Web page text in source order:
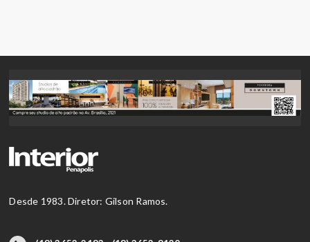
Desde 1983. Diretor: Gilson Ramos.